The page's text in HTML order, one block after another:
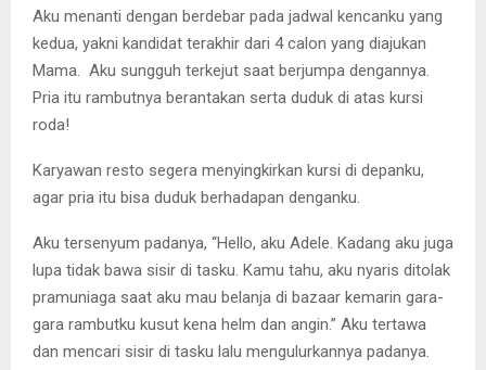
Aku menanti dengan berdebar pada jadwal kencanku yang
kedua, yakni kandidat terakhir dari 4 calon yang diajukan
Mama. Aku sungguh terkejut saat berjumpa dengannya.
Pria itu rambutnya berantakan serta duduk di atas kursi
roda!
Karyawan resto segera menyingkirkan kursi di depanku,
agar pria itu bisa duduk berhadapan denganku.
Aku tersenyum padanya, “Hello, aku Adele. Kadang aku juga
lupa tidak bawa sisir di tasku. Kamu tahu, aku nyaris ditolak
pramuniaga saat aku mau belanja di bazaar kemarin gara-
gara rambutku kusut kena helm dan angin.” Aku tertawa
dan mencari sisir di tasku lalu mengulurkannya padanya.